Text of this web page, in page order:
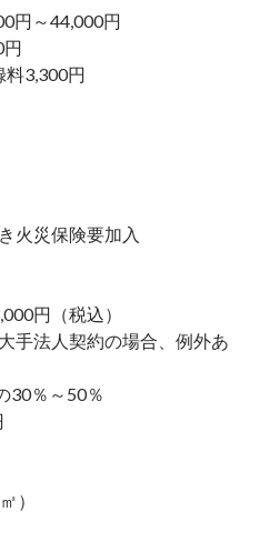
～44,000円
3,300円
災保険要加入
円（税込）
法人契約の場合、例外あ
30％～50％
）